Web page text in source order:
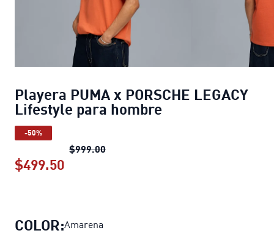
Playera PUMA x PORSCHE LEGACY
Lifestyle para hombre
-50%
$999.00Playera PUMA x PORSCHE LEGACY
$499.50
COLOR:Amarena